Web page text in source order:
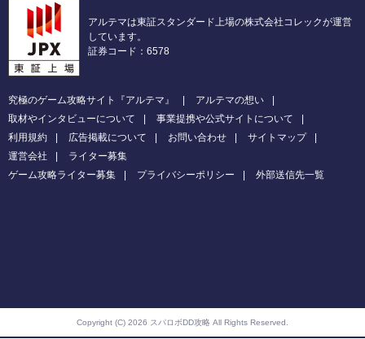
アルテマは東証スタンダード上場の株式会社コレックが運営
しています。
証券コード：6578
究極のゲーム攻略サイト『アルテマ』
アルテマの想い
取材やインタビューについて
事業提携や公式サイトについて
利用規約
広告掲載について お問い合わせ
サイトマップ
運営会社
ライター募集
ゲーム攻略ライター募集
プライバシーポリシー 外部送信先一覧
Copyright (C) 2026 スパロボDD攻略 All Rights Reserved.